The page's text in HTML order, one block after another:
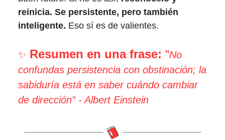
reinicia. Se persistente, pero también
inteligente. Eso sí es de valientes.
✨ Resumen en una frase: “No
confundas persistencia con obstinación; la
sabiduría está en saber cuándo cambiar
de dirección” - Albert Einstein